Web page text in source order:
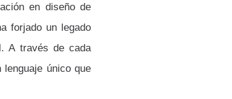
en diseño de
forjado un legado
A través de cada
único que